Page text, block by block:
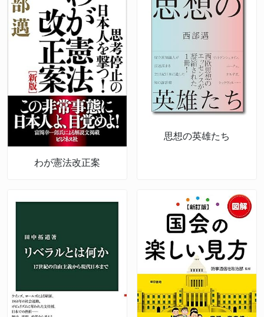
わが憲法改正案
思想の英雄たち